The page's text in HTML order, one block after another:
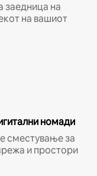
заедница на
на вашиот
номади
сместување за
и простори